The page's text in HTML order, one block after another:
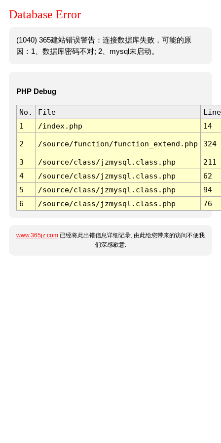
Database Error
(1040) 365建站错误警告：连接数据库失败，可能的原
因：1、数据库密码不对; 2、mysql未启动。
PHP Debug
No. File
Line
1
/index.php 14
2 /source/function/function_extend.php 324
3 /source/class/jzmysql.class.php
211
4
/source/class/jzmysql.class.php
62
5
/source/class/jzmysql.class.php
94
6
/source/class/jzmysql.class.php 76
www.365jz.com 已经将此出错信息详细记录, 由此给您带来的访问不便我
们深感歉意.